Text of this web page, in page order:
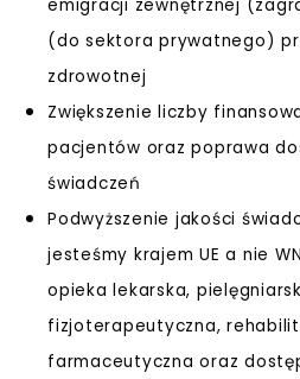
emigracji zewnętrznej
(do sektora prywatnego)
zdrowotnej
Zwiększenie liczby
pacjentów oraz poprawa
świadczeń
Podwyższenie jakości
jesteśmy krajem UE a nie
opieka lekarska,
fizjoterapeutyczna,
farmaceutyczna oraz